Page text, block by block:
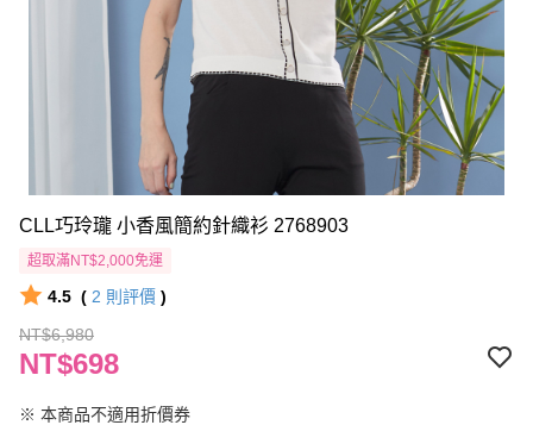
CLL巧玲瓏 小香風簡約針織衫 2768903
超取滿NT$2,000免運
4.5 ( 2 則評價 )
NT$6,980
NT$698
※ 本商品不適用折價券